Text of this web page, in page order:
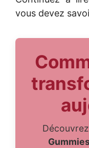
vous devez